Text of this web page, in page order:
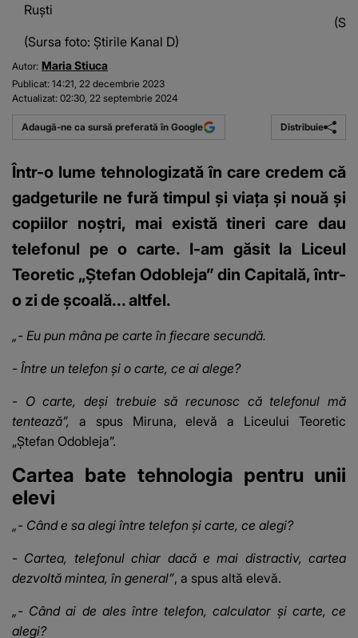
Ruști
(Sursa foto: Știrile Kanal D)
Autor: Maria Stiuca
Publicat: 14:21, 22 decembrie 2023
Actualizat: 02:30, 22 septembrie 2024
Adaugă-ne ca sursă preferată în Google Distribuie
Într-o lume tehnologizată în care credem că
gadgeturile ne fură timpul și viața și nouă și
copiilor noștri, mai există tineri care dau
telefonul pe o carte. I-am găsit la Liceul
Teoretic „Ștefan Odobleja” din Capitală, într-
o zi de școală... altfel.
„- Eu pun mâna pe carte în fiecare secundă.
- Între un telefon și o carte, ce ai alege?
- O carte, deși trebuie să recunosc că telefonul mă
tentează”, a spus Miruna, elevă a Liceului Teoretic
„Ștefan Odobleja”.
Cartea bate tehnologia pentru unii
elevi
„- Când e sa alegi între telefon și carte, ce alegi?
- Cartea, telefonul chiar dacă e mai distractiv, cartea
dezvoltă mintea, în general”, a spus altă elevă.
„- Când ai de ales între telefon, calculator și carte, ce
alegi?